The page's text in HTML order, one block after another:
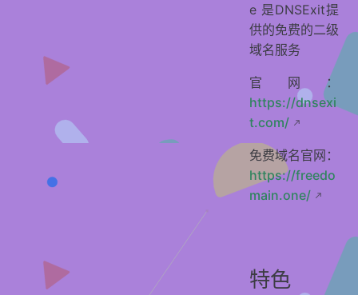
e 是DNSExit提
供的免费的二级
域名服务
官网：
https://dnsexi
t.com/
免费域名官网：
https://freedo
main.one/
特色